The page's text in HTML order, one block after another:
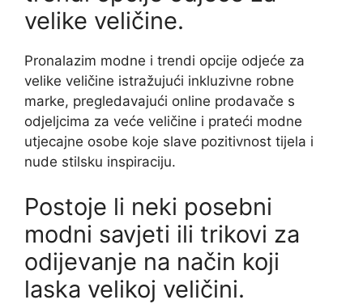
velike veličine.
Pronalazim modne i trendi opcije odjeće za
velike veličine istražujući inkluzivne robne
marke, pregledavajući online prodavače s
odjeljcima za veće veličine i prateći modne
utjecajne osobe koje slave pozitivnost tijela i
nude stilsku inspiraciju.
Postoje li neki posebni
modni savjeti ili trikovi za
odijevanje na način koji
laska velikoj veličini.